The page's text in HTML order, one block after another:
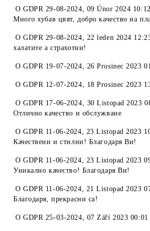
OGDPR 29-08-2024, 09 Únor 2024 10:12
Много хубав цвят, добро качество на
OGDPR 29-08-2024, 22 leden 2024
халатите а страхотни!
OGDPR 19-07-2024, 26 Prosinec 2023
OGDPR 12-07-2024, 18 Prosinec 2023
OGDPR 17-06-2024, 30 Listopad 2023
Отлично качество и обслужване
OGDPR 11-06-2024, 23 Listopad 2023
Качествени и стилни! Благодаря Ви!
OGDPR 11-06-2024, 23 Listopad 2023
Уникално качество! Благодаря Ви!
OGDPR 11-06-2024, 21 Listopad 2023
Благодаря, прекрасни са!
OGDPR 25-03-2024, 07 Září 2023 00:01